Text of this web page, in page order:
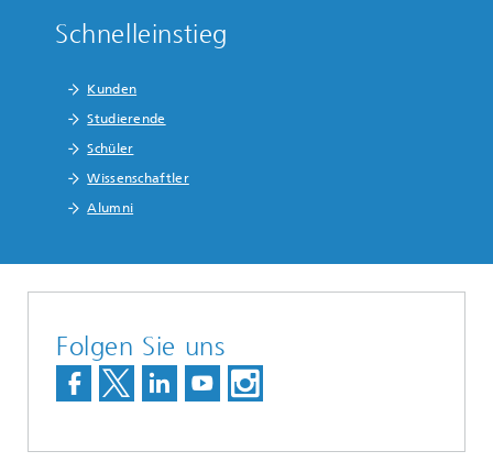
Schnelleinstieg
Kunden
Studierende
Schüler
Wissenschaftler
Alumni
Folgen Sie uns